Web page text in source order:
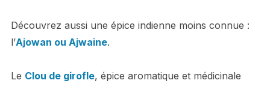
Découvrez aussi une épice indienne moins connue :
l’Ajowan ou Ajwaine.
Le Clou de girofle, épice aromatique et médicinale